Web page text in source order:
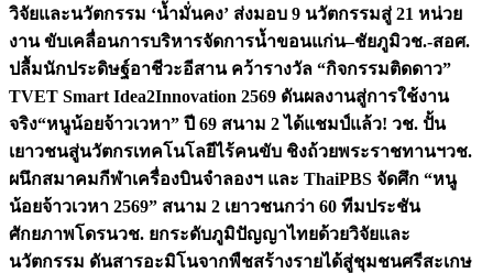
วิจัยและนวัตกรรม ‘น้ำมั่นคง’ ส่งมอบ 9 นวัตกรรมสู่ 21 หน่วย
งาน ขับเคลื่อนการบริหารจัดการน้ำขอนแก่น–ชัยภูมิวช.-สอศ.
ปลื้มนักประดิษฐ์อาชีวะอีสาน คว้ารางวัล “กิจกรรมติดดาว”
TVET Smart Idea2Innovation 2569 ดันผลงานสู่การใช้งาน
จริง“หนูน้อยจ้าวเวหา” ปี 69 สนาม 2 ได้แชมป์แล้ว! วช. ปั้น
เยาวชนสู่นวัตกรเทคโนโลยีไร้คนขับ ชิงถ้วยพระราชทานฯวช.
ผนึกสมาคมกีฬาเครื่องบินจำลองฯ และ ThaiPBS จัดศึก “หนู
น้อยจ้าวเวหา 2569” สนาม 2 เยาวชนกว่า 60 ทีมประชัน
ศักยภาพโดรนวช. ยกระดับภูมิปัญญาไทยด้วยวิจัยและ
นวัตกรรม ดันสารอะมิโนจากพืชสร้างรายได้สู่ชุมชนศรีสะเกษ